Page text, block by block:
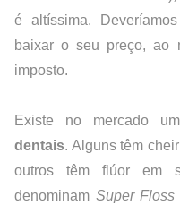
é altíssima.
baixar o seu preço, ao
imposto.
Existe no mercado
dentais. Alguns têm
outros têm flúor em
denominam Super Floss